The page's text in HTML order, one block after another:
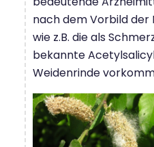
nach dem Vorbild
wie z.B. die als
bekannte
Weidenrinde